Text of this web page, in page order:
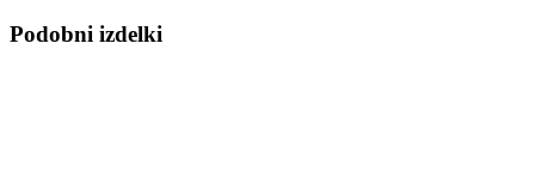
Podobni izdelki